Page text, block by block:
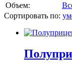
Объем:
Сортировать по: